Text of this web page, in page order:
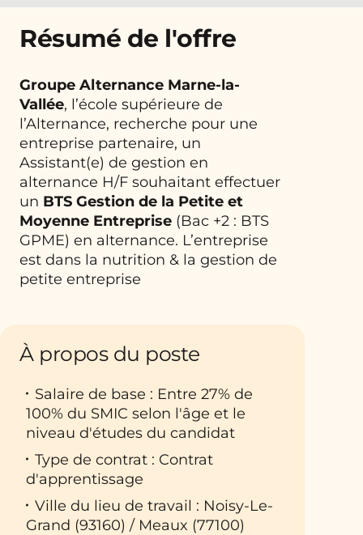
Résumé de l'offre
Groupe Alternance Marne-la-
Vallée, l’école supérieure de
l’Alternance, recherche pour une
entreprise partenaire, un
Assistant(e) de gestion en
alternance H/F souhaitant effectuer
un BTS Gestion de la Petite et
Moyenne Entreprise (Bac +2 : BTS
GPME) en alternance. L’entreprise
est dans la nutrition & la gestion de
petite entreprise
À propos du poste
Salaire de base : Entre 27% de
100% du SMIC selon l'âge et le
niveau d'études du candidat
Type de contrat : Contrat
d'apprentissage
Ville du lieu de travail : Noisy-Le-
Grand (93160) / Meaux (77100)